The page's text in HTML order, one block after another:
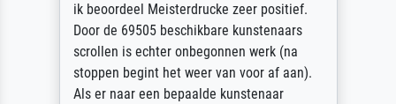
ik beoordeel Meisterdrucke zeer positief.
Door de 69505 beschikbare kunstenaars
scrollen is echter onbegonnen werk (na
stoppen begint het weer van voor af aan).
Als er naar een bepaalde kunstenaar